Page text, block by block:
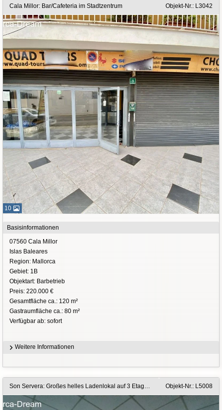
Cala Millor: Bar/Cafeteria im Stadtzentrum Objekt-Nr.: L3042
10
Basisinformationen
07560 Cala Millor
Islas Baleares
Region: Mallorca
Gebiet: 1B
Objektart: Barbetrieb
Preis: 220.000 €
Gesamtfläche ca.: 120 m²
Gastraumfläche ca.: 80 m²
Verfügbar ab: sofort
Weitere Informationen
Son Servera: Großes helles Ladenlokal auf 3 Etagen in zentraler guter Lage Objekt-Nr.: L5008